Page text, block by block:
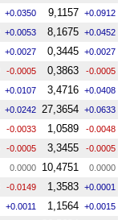
+0.0350 9,1157 +0.0912
+0.0053 8,1675 +0.0452
+0.0027 0,3445 +0.0027
-0.0005 0,3863 -0.0005
+0.0107 3,4716 +0.0408
+0.0242 27,3654 +0.0633
-0.0033 1,0589 -0.0048
-0.0005 3,3455 -0.0005
0.0000 10,4751 0.0000
-0.0149 1,3583 +0.0001
+0.0011 1,1564 +0.0015